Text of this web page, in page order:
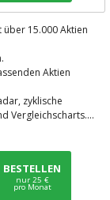
15.000 Aktien
Aktien
zyklische
Vergleichscharts....
BESTELLEN
nur 25 €
pro Monat